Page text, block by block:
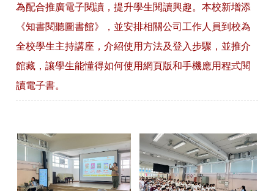
為配合推廣電子閱讀，提升學生閱讀興趣。本校新增添
《知書閱聽圖書館》，並安排相關公司工作人員到校為
全校學生主持講座，介紹使用方法及登入步驟，並推介
館藏，讓學生能懂得如何使用網頁版和手機應用程式閱
讀電子書。